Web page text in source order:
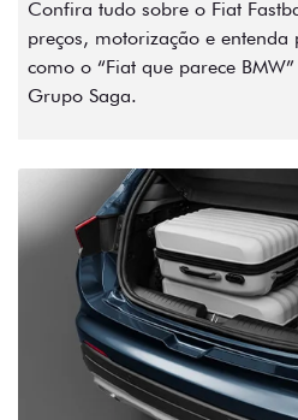
Confira tudo sobre o Fiat
preços, motorização e
como o “Fiat que parece
Grupo Saga.